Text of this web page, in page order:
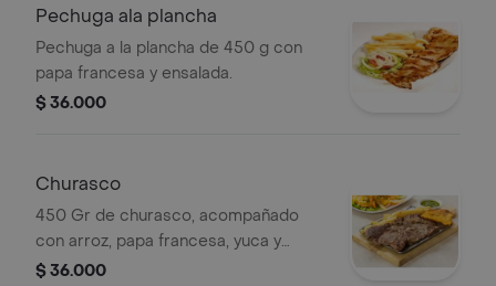
Pechuga ala plancha
Pechuga a la plancha de 450 g con
papa francesa y ensalada.
$ 36.000
Churasco
450 Gr de churasco, acompañado
con arroz, papa francesa, yuca y
ensalada
$ 36.000